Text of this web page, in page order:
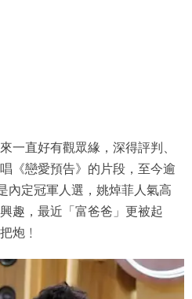
一直好有觀眾緣，深得評判、
《戀愛預告》的片段，至今逾
內定冠軍人選，姚焯菲人氣高
趣，最近「富爸爸」更被起
炮﹗